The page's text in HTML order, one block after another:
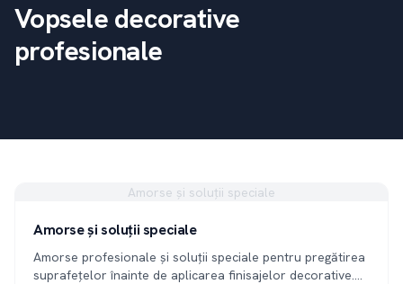
Vopsele decorative
profesionale
Amorse și soluții speciale
Amorse și soluții speciale
Amorse profesionale și soluții speciale pentru pregătirea
suprafețelor înainte de aplicarea finisajelor decorative.